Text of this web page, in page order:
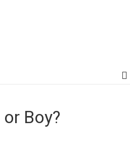
Boy?